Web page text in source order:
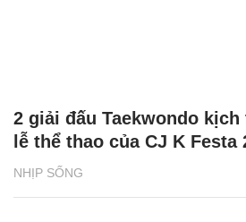
NHỊP SỐNG
2 giải đấu Taekwondo
lễ thể thao của CJ K Festa